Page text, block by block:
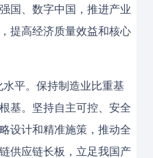
国、数字中国，推进产业
提高经济质量效益和核心
平。保持制造业比重基
基。坚持自主可控、安全
设计和精准施策，推动全
供应链长板，立足我国产